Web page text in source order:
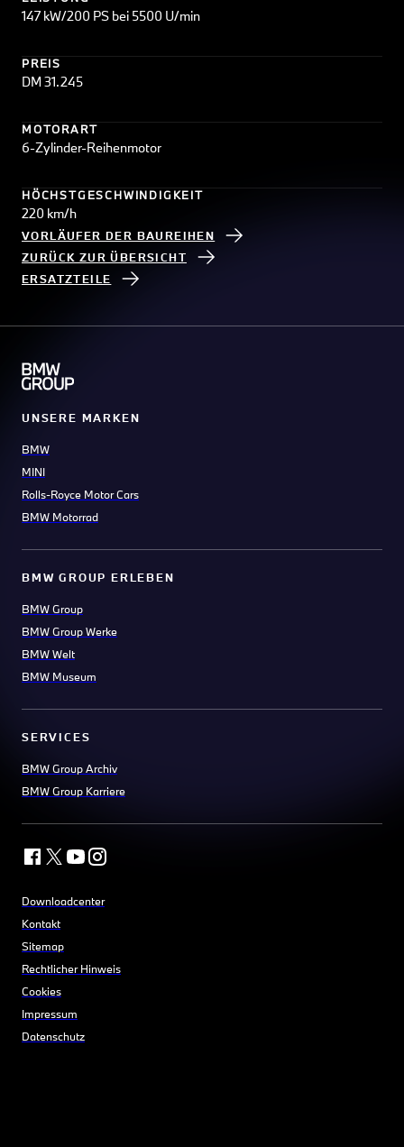
147 kW/200 PS bei 5500 U/min
PREIS
DM 31.245
MOTORART
6-Zylinder-Reihenmotor
HÖCHSTGESCHWINDIGKEIT
220 km/h
VORLÄUFER DER BAUREIHEN
ZURÜCK ZUR ÜBERSICHT
ERSATZTEILE
UNSERE MARKEN
BMW
MINI
Rolls-Royce Motor Cars
BMW Motorrad
BMW GROUP ERLEBEN
BMW Group
BMW Group Werke
BMW Welt
BMW Museum
SERVICES
BMW Group Archiv
BMW Group Karriere
Downloadcenter
Kontakt
Sitemap
Rechtlicher Hinweis
Cookies
Impressum
Datenschutz